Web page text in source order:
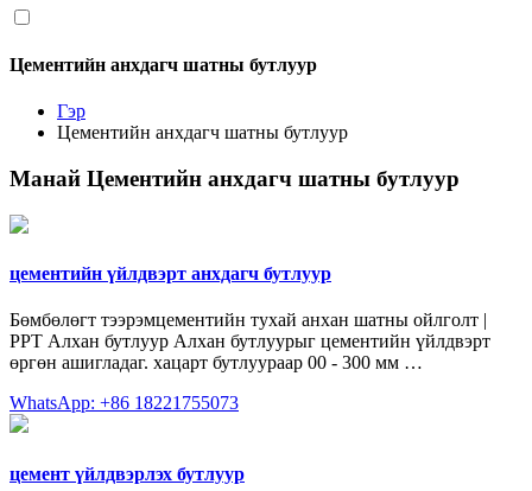
Цементийн анхдагч шатны бутлуур
Гэр
Цементийн анхдагч шатны бутлуур
Манай Цементийн анхдагч шатны бутлуур
цементийн үйлдвэрт анхдагч бутлуур
Бөмбөлөгт тээрэмцементийн тухай анхан шатны ойлголт |
PPT Алхан бутлуур Алхан бутлуурыг цементийн үйлдвэрт
өргөн ашигладаг. хацарт бутлуураар 00 - 300 мм …
WhatsApp: +86 18221755073
цемент үйлдвэрлэх бутлуур